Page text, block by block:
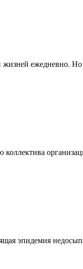
ежедневно. Но
эпидемия